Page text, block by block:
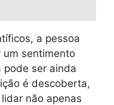
a pessoa
um sentimento
pode ser ainda
é descoberta,
não apenas